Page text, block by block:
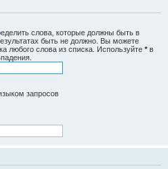
слова, которые должны быть в
быть не должно. Вы можете
любого слова из списка. Используйте * в
запросов